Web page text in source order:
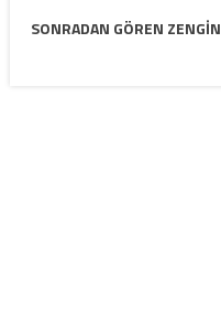
SONRADAN GÖREN ZENGIN